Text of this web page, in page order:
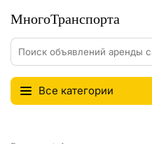
Все категории